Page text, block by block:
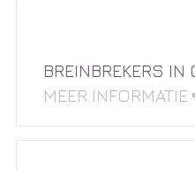
BREINBREKERS IN
MEER INFORMATIE